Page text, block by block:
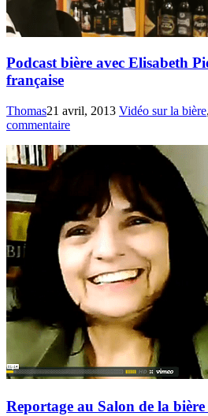
Podcast bière avec Elisabeth
française
Thomas21 avril, 2013 Vidéo sur la bière,
commentaire
Reportage au Salon de la